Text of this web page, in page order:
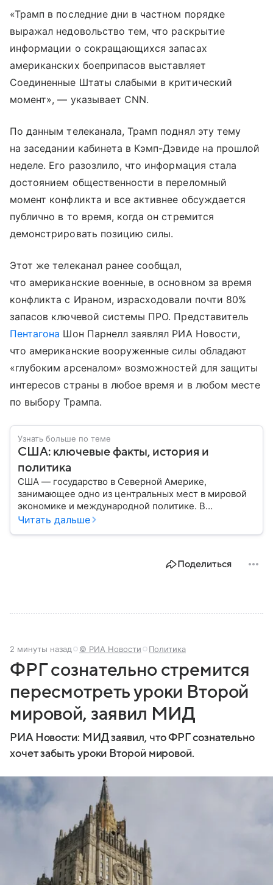
«Трамп в последние дни в частном порядке
выражал недовольство тем, что раскрытие
информации о сокращающихся запасах
американских боеприпасов выставляет
Соединенные Штаты слабыми в критический
момент», — указывает CNN.
По данным телеканала, Трамп поднял эту тему
на заседании кабинета в Кэмп-Дэвиде на прошлой
неделе. Его разозлило, что информация стала
достоянием общественности в переломный
момент конфликта и все активнее обсуждается
публично в то время, когда он стремится
демонстрировать позицию силы.
Этот же телеканал ранее сообщал,
что американские военные, в основном за время
конфликта с Ираном, израсходовали почти 80%
запасов ключевой системы ПРО. Представитель
Пентагона Шон Парнелл заявлял РИА Новости,
что американские вооруженные силы обладают
«глубоким арсеналом» возможностей для защиты
интересов страны в любое время и в любом месте
по выбору Трампа.
Узнать больше по теме
США: ключевые факты, история и
политика
США — государство в Северной Америке,
занимающее одно из центральных мест в мировой
экономике и международной политике. В
материале — основные сведения об этой стране.
Читать дальше
Поделиться
2 минуты назад © РИА Новости Политика
ФРГ сознательно стремится
пересмотреть уроки Второй
мировой, заявил МИД
РИА Новости: МИД заявил, что ФРГ сознательно
хочет забыть уроки Второй мировой.